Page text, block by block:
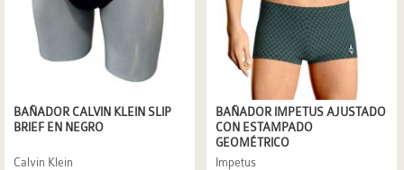
BAÑADOR CALVIN KLEIN SLIP
BRIEF EN NEGRO
Calvin Klein
BAÑADOR IMPETUS AJUSTADO
CON ESTAMPADO
GEOMÉTRICO
Impetus